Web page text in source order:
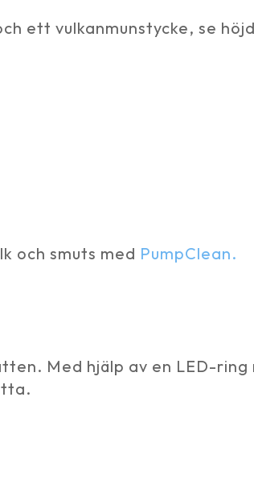
ett vulkanmunstycke, se
och smuts med PumpClean.
Med hjälp av en LED-